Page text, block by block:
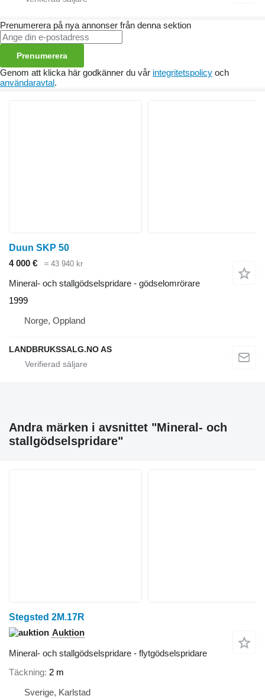
Prenumerera på nya annonser från denna sektion
Prenumerera
Genom att klicka här godkänner du vår integritetspolicy och
användaravtal.
Duun SKP 50
4 000 €
≈ 43 940 kr
Mineral- och stallgödselspridare - gödselomrörare
1999
Norge, Oppland
LANDBRUKSSALG.NO AS
Andra märken i avsnittet "Mineral- och
stallgödselspridare"
Stegsted 2M.17R
Auktion
Mineral- och stallgödselspridare - flytgödselspridare
Täckning 2 m
Sverige, Karlstad